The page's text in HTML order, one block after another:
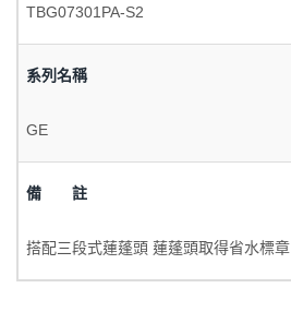
TBG07301PA-S2
系列名稱
GE
備 註
搭配三段式蓮蓬頭 蓮蓬頭取得省水標章